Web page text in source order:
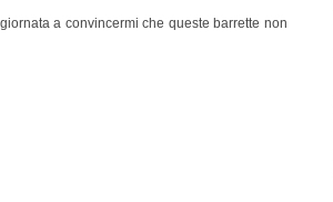
a convincermi che queste barrette non